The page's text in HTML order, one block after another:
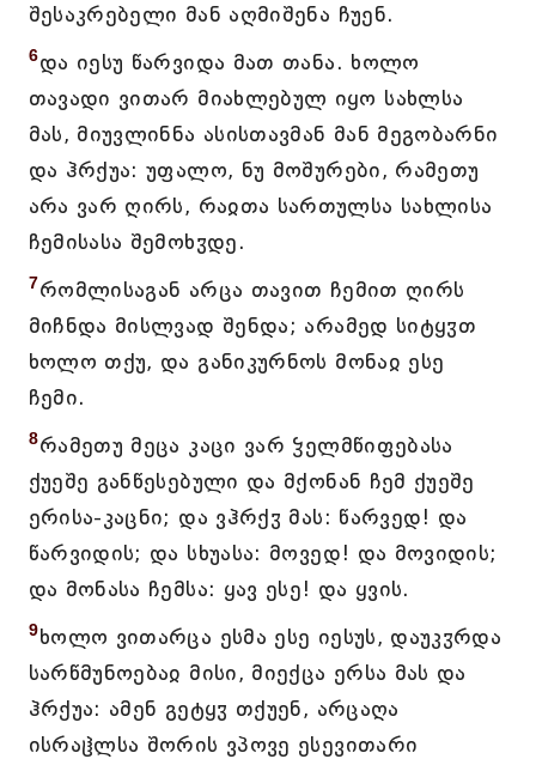
შესაკრებელი მან აღმიშენა ჩუენ.
6და იესუ წარვიდა მათ თანა. ხოლო
თავადი ვითარ მიახლებულ იყო სახლსა
მას, მიუვლინნა ასისთავმან მან მეგობარნი
და ჰრქუა: უფალო, ნუ მოშურები, რამეთუ
არა ვარ ღირს, რაჲთა სართულსა სახლისა
ჩემისასა შემოხჳდე.
7რომლისაგან არცა თავით ჩემით ღირს
მიჩნდა მისლვად შენდა; არამედ სიტყჳთ
ხოლო თქუ, და განიკურნოს მონაჲ ესე
ჩემი.
8რამეთუ მეცა კაცი ვარ ჴელმწიფებასა
ქუეშე განწესებული და მქონან ჩემ ქუეშე
ერისა-კაცნი; და ვჰრქჳ მას: წარვედ! და
წარვიდის; და სხუასა: მოვედ! და მოვიდის;
და მონასა ჩემსა: ყავ ესე! და ყვის.
9ხოლო ვითარცა ესმა ესე იესუს, დაუკჳრდა
სარწმუნოებაჲ მისი, მიექცა ერსა მას და
ჰრქუა: ამენ გეტყჳ თქუენ, არცაღა
ისრაჱლსა შორის ვპოვე ესევითარი